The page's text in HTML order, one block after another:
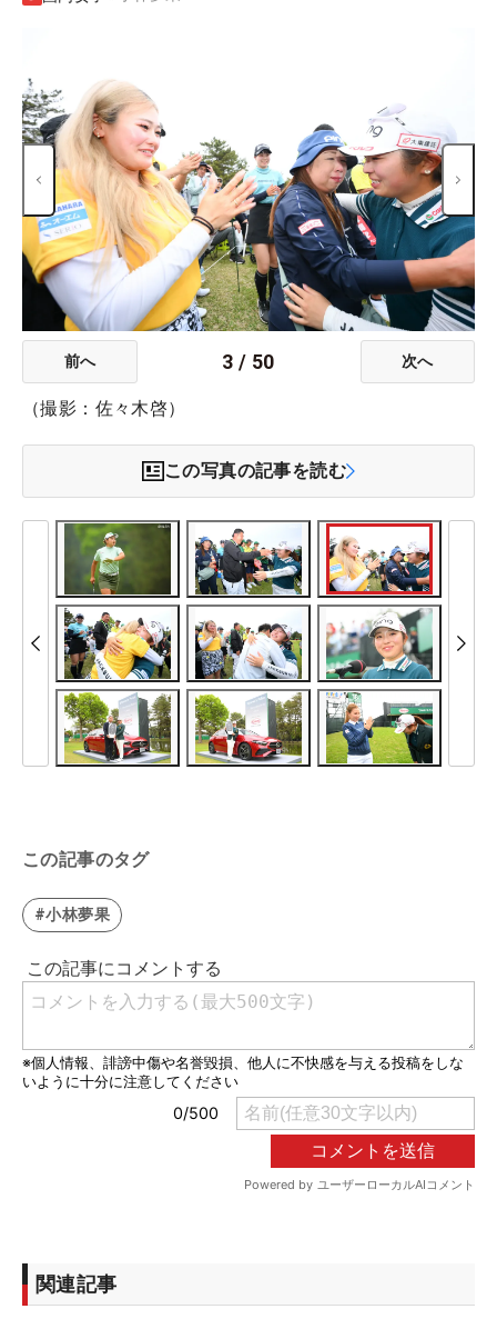
前へ 3 / 50 次へ
（撮影：佐々木啓）
この写真の記事を読む
この記事のタグ
#小林夢果
関連記事